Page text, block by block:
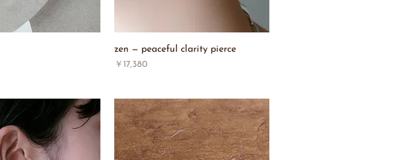
zen — peaceful clarity pierce
価格
￥17,380